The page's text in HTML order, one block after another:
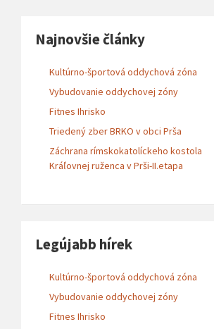
Najnovšie články
Kultúrno-športová oddychová zóna
Vybudovanie oddychovej zóny
Fitnes Ihrisko
Triedený zber BRKO v obci Prša
Záchrana rímskokatolíckeho kostola
Kráľovnej ruženca v Prši-II.etapa
Legújabb hírek
Kultúrno-športová oddychová zóna
Vybudovanie oddychovej zóny
Fitnes Ihrisko